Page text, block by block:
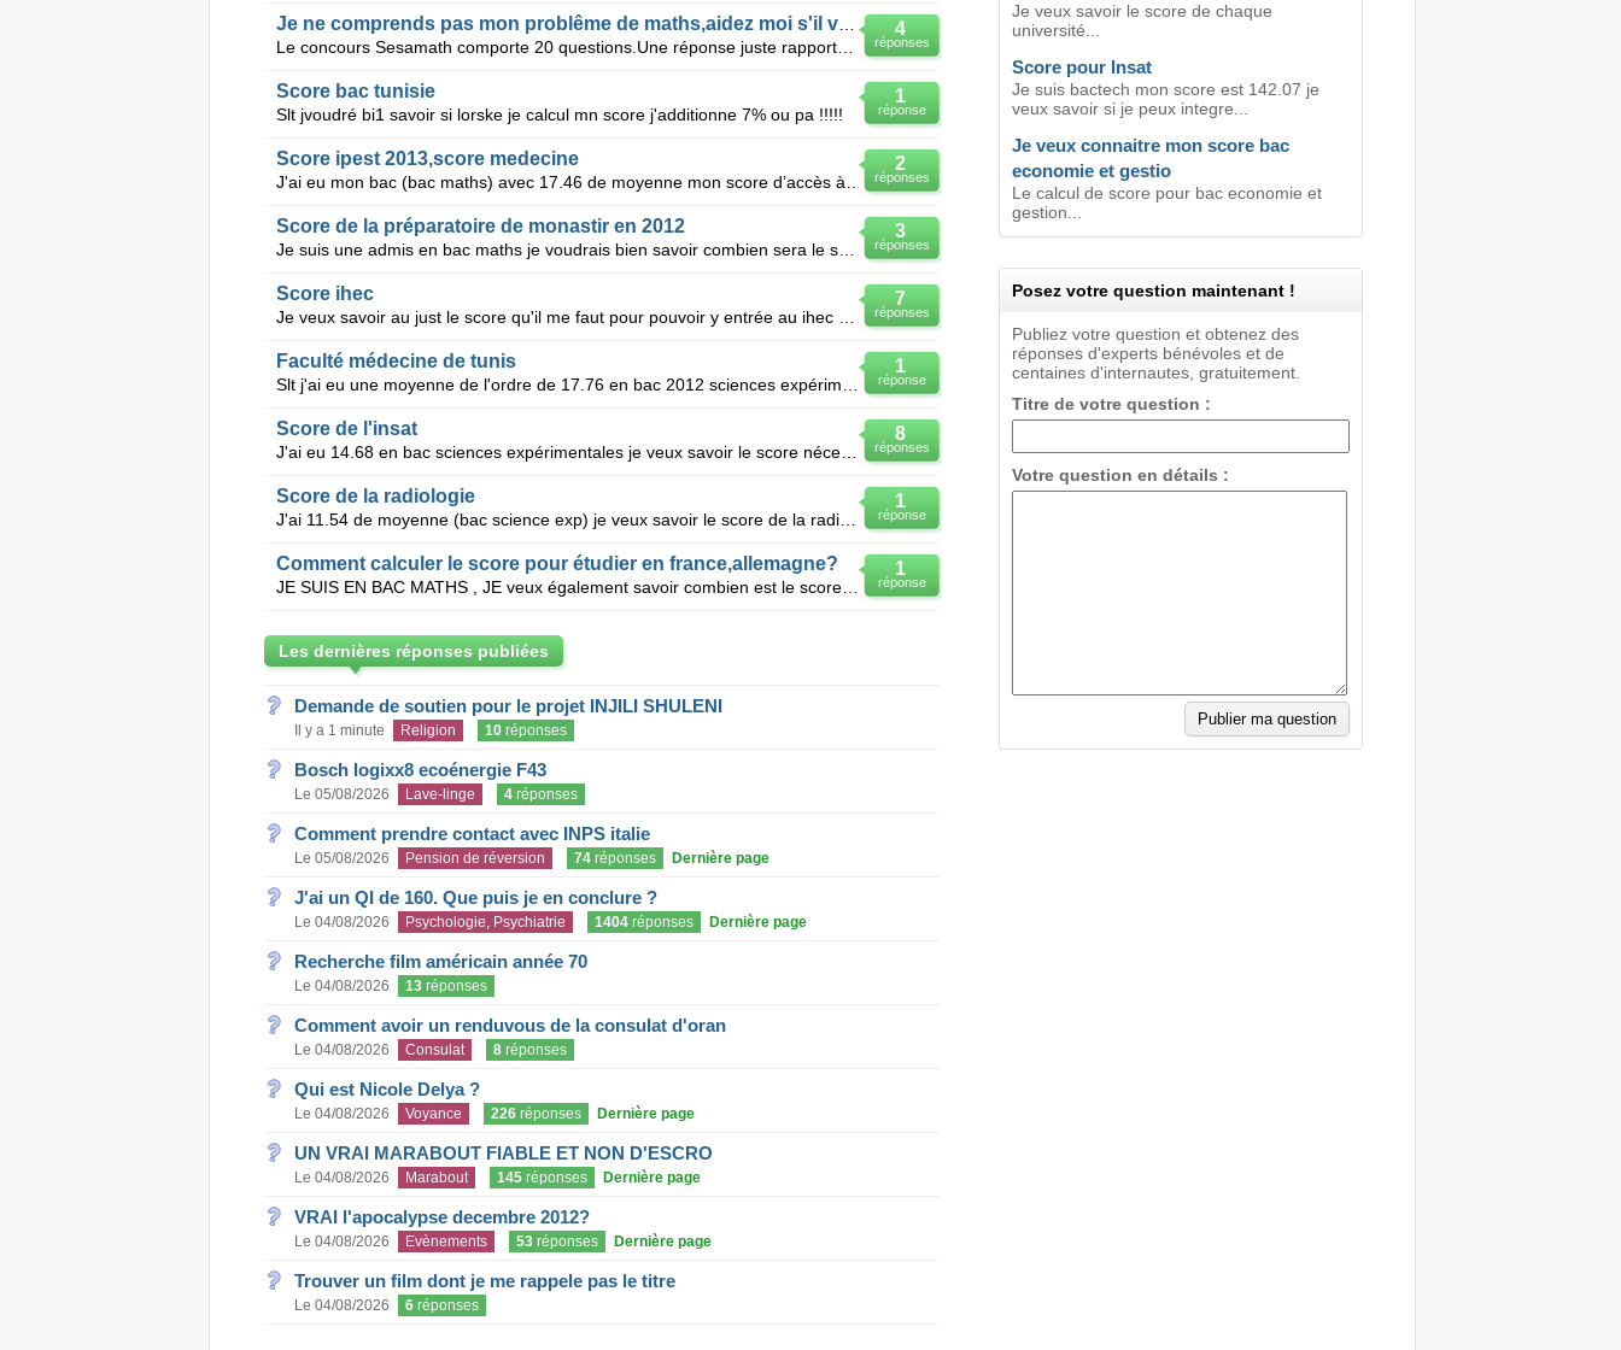
4
réponses
Je ne comprends pas mon problême de maths,aidez moi s'il vous plait
Le concours Sesamath comporte 20 questions.Une réponse juste rapporte 5 points,une réponse fausse fa
1
réponse
Score bac tunisie
Slt jvoudré bi1 savoir si lorske je calcul mn score j'additionne 7% ou pa !!!!!
2
réponses
Score ipest 2013,score medecine
3
réponses
Score de la préparatoire de monastir en 2012
Je suis une admis en bac maths je voudrais bien savoir combien sera le score du préparatoire à Monas
7
réponses
Score ihec
1
réponse
Faculté médecine de tunis
8
réponses
Score de l'insat
J'ai eu 14.68 en bac sciences expérimentales je veux savoir le score nécessaire pour accéder à l'ins
1
réponse
Score de la radiologie
J'ai 11.54 de moyenne (bac science exp) je veux savoir le score de la radiologie
1
réponse
Comment calculer le score pour étudier en france,allemagne?
JE SUIS EN BAC MATHS , JE veux également savoir combien est le score pour aller à l'étranger ?
Les dernières réponses publiées
Demande de soutien pour le projet INJILI SHULENI
Il y a 1 minute Religion 10réponses
Bosch logixx8 ecoénergie F43
Le 05/08/2026 Lave-linge 4réponses
Comment prendre contact avec INPS italie
Le 05/08/2026 Pension de réversion 74réponses Dernière page
J'ai un QI de 160. Que puis je en conclure ?
Le 04/08/2026 Psychologie, Psychiatrie 1404réponses Dernière page
Recherche film américain année 70
Le 04/08/2026 13réponses
Comment avoir un renduvous de la consulat d'oran
Le 04/08/2026 Consulat 8réponses
Qui est Nicole Delya ?
Le 04/08/2026 Voyance 226réponses Dernière page
UN VRAI MARABOUT FIABLE ET NON D'ESCRO
Le 04/08/2026 Marabout 145réponses Dernière page
VRAI l'apocalypse decembre 2012?
Le 04/08/2026 Evènements 53réponses Dernière page
Trouver un film dont je me rappele pas le titre
Le 04/08/2026 6réponses
Je veux savoir le score de chaque
université...
Score pour lnsat
Je suis bactech mon score est 142.07 je
veux savoir si je peux integre...
Je veux connaitre mon score bac
economie et gestio
Le calcul de score pour bac economie et
gestion...
Posez votre question maintenant !
Publiez votre question et obtenez des
réponses d'experts bénévoles et de
centaines d'internautes, gratuitement.
Titre de votre question :
Votre question en détails :